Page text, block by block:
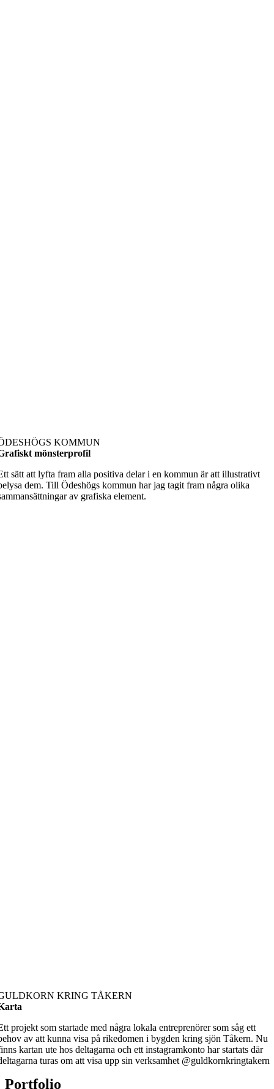
KOMMUN
mönsterprofil
sätt att lyfta fram alla positiva delar i en kommun är att illustrativt
dem. Till Ödeshögs kommun har jag tagit fram några olika
av grafiska element.
KRING TÅKERN
projekt som startade med några lokala entreprenörer som såg ett
av att kunna visa på rikedomen i bygden kring sjön Tåkern. Nu
kartan ute hos deltagarna och ett instagramkonto har startats där
turas om att visa upp sin verksamhet @guldkornkringtakern
Portfolio